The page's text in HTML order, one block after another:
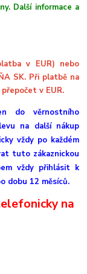
Další informace a
v EUR) nebo
SK. Při platbě na
v EUR.
do věrnostního
na další nákup
vždy po každém
tuto zákaznickou
vždy přihlásit k
dobu 12 měsíců.
na